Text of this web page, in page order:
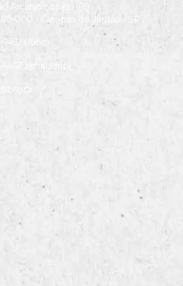
Arcanjo Lopes, 160
000 - Campos do Jordão - SP
4452 (fone)
4452 (whatsapp)